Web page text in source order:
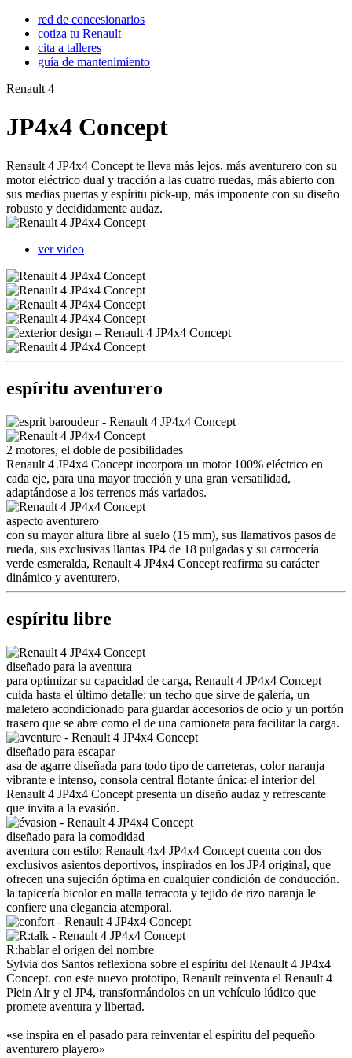
red de concesionarios
cotiza tu Renault
cita a talleres
guía de mantenimiento
Renault 4
JP4x4 Concept
Renault 4 JP4x4 Concept te lleva más lejos. más aventurero con su
motor eléctrico dual y tracción a las cuatro ruedas, más abierto con
sus medias puertas y espíritu pick-up, más imponente con su diseño
robusto y decididamente audaz.
ver video
espíritu aventurero
2 motores, el doble de posibilidades
Renault 4 JP4x4 Concept incorpora un motor 100% eléctrico en
cada eje, para una mayor tracción y una gran versatilidad,
adaptándose a los terrenos más variados.
aspecto aventurero
con su mayor altura libre al suelo (15 mm), sus llamativos pasos de
rueda, sus exclusivas llantas JP4 de 18 pulgadas y su carrocería
verde esmeralda, Renault 4 JP4x4 Concept reafirma su carácter
dinámico y aventurero.
espíritu libre
diseñado para la aventura
para optimizar su capacidad de carga, Renault 4 JP4x4 Concept
cuida hasta el último detalle: un techo que sirve de galería, un
maletero acondicionado para guardar accesorios de ocio y un portón
trasero que se abre como el de una camioneta para facilitar la carga.
diseñado para escapar
asa de agarre diseñada para todo tipo de carreteras, color naranja
vibrante e intenso, consola central flotante única: el interior del
Renault 4 JP4x4 Concept presenta un diseño audaz y refrescante
que invita a la evasión.
diseñado para la comodidad
aventura con estilo: Renault 4x4 JP4x4 Concept cuenta con dos
exclusivos asientos deportivos, inspirados en los JP4 original, que
ofrecen una sujeción óptima en cualquier condición de conducción.
la tapicería bicolor en malla terracota y tejido de rizo naranja le
confiere una elegancia atemporal.
R:hablar el origen del nombre
Sylvia dos Santos reflexiona sobre el espíritu del Renault 4 JP4x4
Concept. con este nuevo prototipo, Renault reinventa el Renault 4
Plein Air y el JP4, transformándolos en un vehículo lúdico que
promete aventura y libertad.
«se inspira en el pasado para reinventar el espíritu del pequeño
aventurero playero»